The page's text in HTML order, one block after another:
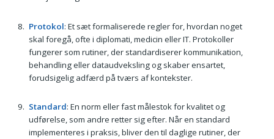
Protokol: Et sæt formaliserede regler for, hvordan noget
skal foregå, ofte i diplomati, medicin eller IT. Protokoller
fungerer som rutiner, der standardiserer kommunikation,
behandling eller dataudveksling og skaber ensartet,
forudsigelig adfærd på tværs af kontekster.
Standard: En norm eller fast målestok for kvalitet og
udførelse, som andre retter sig efter. Når en standard
implementeres i praksis, bliver den til daglige rutiner, der